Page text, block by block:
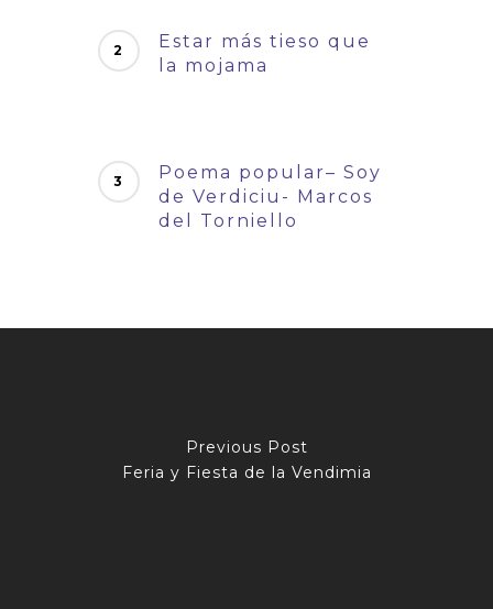
Estar más tieso que
la mojama
Poema popular– Soy
de Verdiciu- Marcos
del Torniello
Previous Post
Feria y Fiesta de la Vendimia